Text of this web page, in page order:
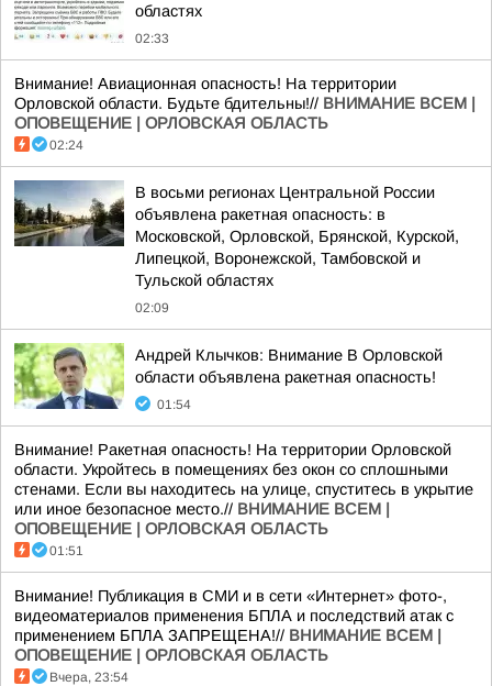
областях
02:33
Внимание! Авиационная опасность! На территории
Орловской области. Будьте бдительны!// ВНИМАНИЕ ВСЕМ |
ОПОВЕЩЕНИЕ | ОРЛОВСКАЯ ОБЛАСТЬ
02:24
В восьми регионах Центральной России
объявлена ракетная опасность: в
Московской, Орловской, Брянской, Курской,
Липецкой, Воронежской, Тамбовской и
Тульской областях
02:09
Андрей Клычков: Внимание В Орловской
области объявлена ракетная опасность!
01:54
Внимание! Ракетная опасность! На территории Орловской
области. Укройтесь в помещениях без окон со сплошными
стенами. Если вы находитесь на улице, спуститесь в укрытие
или иное безопасное место.// ВНИМАНИЕ ВСЕМ |
ОПОВЕЩЕНИЕ | ОРЛОВСКАЯ ОБЛАСТЬ
01:51
Внимание! Публикация в СМИ и в сети «Интернет» фото-,
видеоматериалов применения БПЛА и последствий атак с
применением БПЛА ЗАПРЕЩЕНА!// ВНИМАНИЕ ВСЕМ |
ОПОВЕЩЕНИЕ | ОРЛОВСКАЯ ОБЛАСТЬ
Вчера, 23:54